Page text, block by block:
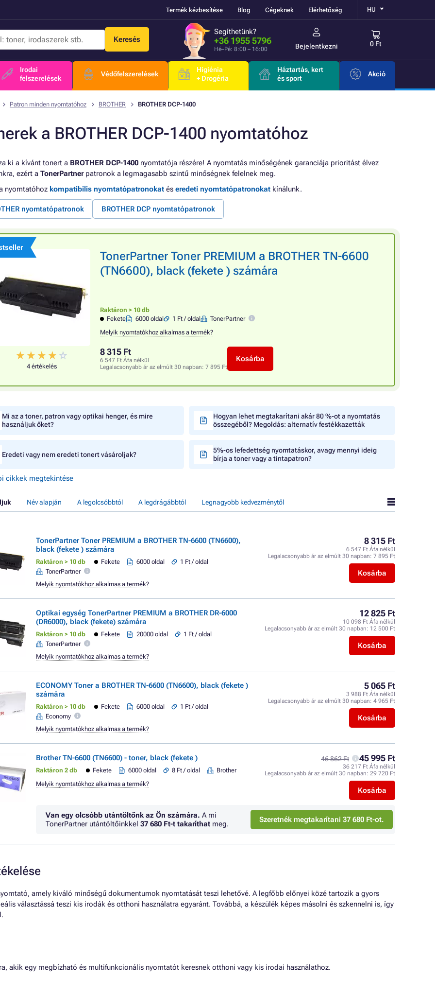
Termék kézbesítése Blog Cégeknek Elérhetőség HU
Keresés
Segíthetünk?
+36 1955 5796
Hé–Pé: 8:00 – 16:00 Bejelentkezni 0 Ft
Irodai
felszerelések
Védőfelszerelések
Higiénia
+ Drogéria
Háztartás, kert
és sport
Akció
Patron minden nyomtatóhoz BROTHER BROTHER DCP-1400
a BROTHER DCP-1400 nyomtatóhoz
ki a kívánt tonert a BROTHER DCP-1400 nyomtatója részére! A nyomtatás minőségének garanciája prioritást élvez
ezért a TonerPartnerpatronok a legmagasabb szintű minőségnek felelnek meg.
nyomtatóhoz kompatibilis nyomtatópatronokat és eredeti nyomtatópatronokat kínálunk.
nyomtatópatronok BROTHER DCP nyomtatópatronok
4 értékelés
TonerPartner Toner PREMIUM a BROTHER TN-6600
(TN6600), black (fekete ) számára
Raktáron > 10 db
Fekete
6000 oldal 1 Ft / oldal
TonerPartner
Melyik nyomtatókhoz alkalmas a termék?
8 315 Ft
6 547 Ft Áfa nélkül
Legalacsonyabb ár az elmúlt 30 napban: 7 895 Ft
Kosárba
Mi az a toner, patron vagy optikai henger, és mire
használjuk őket?
Hogyan lehet megtakarítani akár 80 %-ot a nyomtatás
összegéből? Megoldás: alternatív festékkazetták
Eredeti vagy nem eredeti tonert vásároljak?
5%-os lefedettség nyomtatáskor, avagy mennyi ideig
bírja a toner vagy a tintapatron?
cikkek megtekintése
Név alapján A legolcsóbbtól A legdrágábbtól Legnagyobb kedvezménytől
TonerPartner Toner PREMIUM a BROTHER TN-6600 (TN6600),
black (fekete ) számára
Raktáron > 10 db Fekete 6000 oldal
1 Ft / oldal
TonerPartner
8 315 Ft
6 547 Ft Áfa nélkül
Legalacsonyabb ár az elmúlt 30 napban: 7 895 Ft
Kosárba
Melyik nyomtatókhoz alkalmas a termék?
Optikai egység TonerPartner PREMIUM a BROTHER DR-6000
(DR6000), black (fekete) számára
Raktáron > 10 db Fekete 20000 oldal
1 Ft / oldal
TonerPartner
12 825 Ft
10 098 Ft Áfa nélkül
Legalacsonyabb ár az elmúlt 30 napban: 12 500 Ft
Kosárba
Melyik nyomtatókhoz alkalmas a termék?
ECONOMY Toner a BROTHER TN-6600 (TN6600), black (fekete )
számára
Raktáron > 10 db Fekete 6000 oldal
1 Ft / oldal
Economy
5 065 Ft
3 988 Ft Áfa nélkül
Legalacsonyabb ár az elmúlt 30 napban: 4 965 Ft
Kosárba
Melyik nyomtatókhoz alkalmas a termék?
Brother TN-6600 (TN6600) - toner, black (fekete )
Raktáron 2 db Fekete 6000 oldal 8 Ft / oldal Brother
46 862 Ft 45 995 Ft
36 217 Ft Áfa nélkül
Legalacsonyabb ár az elmúlt 30 napban: 29 720 Ft
Kosárba
Melyik nyomtatókhoz alkalmas a termék?
Van egy olcsóbb utántöltőnk az Ön számára. A mi
TonerPartner utántöltőinkkel 37 680 Ft-t takaríthat meg. Szeretnék megtakarítani 37 680 Ft-ot.
amely kiváló minőségű dokumentumok nyomtatását teszi lehetővé. A legfőbb előnyei közé tartozik a gyors
választássá teszi kis irodák és otthoni használatra egyaránt. Továbbá, a készülék képes másolni és szkennelni is, így
akik egy megbízható és multifunkcionális nyomtatót keresnek otthoni vagy kis irodai használathoz.